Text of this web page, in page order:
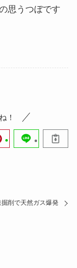
思うつぼです
！
掘削で天然ガス爆発